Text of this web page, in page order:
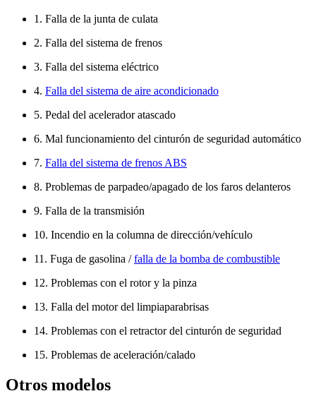
1. Falla de la junta de culata
2. Falla del sistema de frenos
3. Falla del sistema eléctrico
4. Falla del sistema de aire acondicionado
5. Pedal del acelerador atascado
6. Mal funcionamiento del cinturón de seguridad automático
7. Falla del sistema de frenos ABS
8. Problemas de parpadeo/apagado de los faros delanteros
9. Falla de la transmisión
10. Incendio en la columna de dirección/vehículo
11. Fuga de gasolina /falla de la bomba de combustible
12. Problemas con el rotor y la pinza
13. Falla del motor del limpiaparabrisas
14. Problemas con el retractor del cinturón de seguridad
15. Problemas de aceleración/calado
Otros modelos